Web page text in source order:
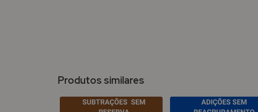
Produtos similares